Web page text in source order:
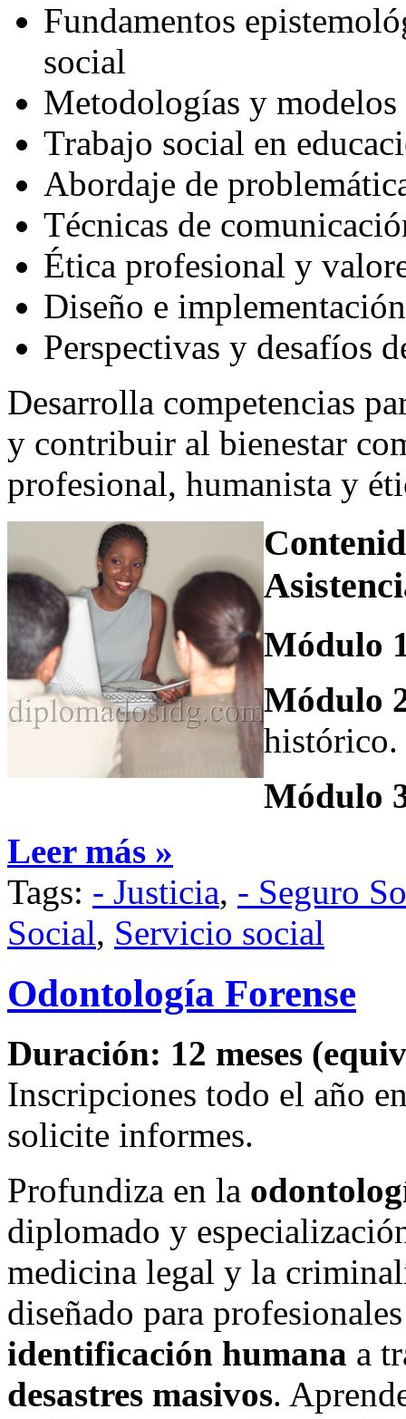
Fundamentos
social
Metodologías y
Trabajo social en
Abordaje de
Técnicas de
Ética profesional y
Diseño e
Perspectivas y desafíos
Desarrolla competencias
y contribuir al bienestar
profesional, humanista y
Módulo
Módulo
histórico.
Módulo
Leer más »
Tags: - Justicia, - Seguro
Social, Servicio social
Odontología Forense
Duración: 12 meses
Inscripciones todo el año
solicite informes.
Profundiza en la
diplomado y
medicina legal y la
diseñado para
identificación humana a
desastres masivos.